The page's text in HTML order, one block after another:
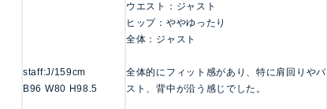
staff:J/159cm
B96 W80 H98.5
ウエスト：ジャスト
ヒップ：ややゆったり
全体：ジャスト
全体的にフィット感があり、特に肩回りやバ
スト、背中が沿う感じでした。